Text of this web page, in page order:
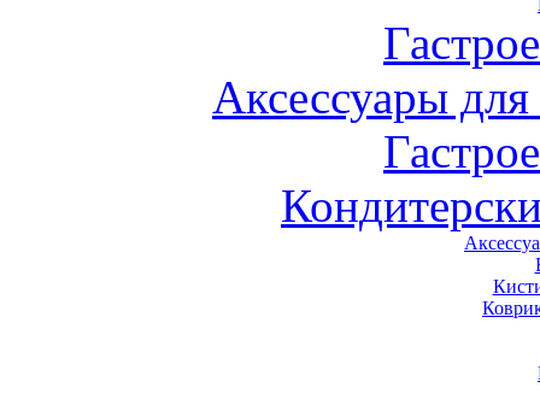
Аксессуары